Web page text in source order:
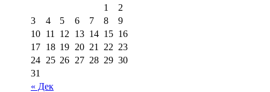
« Дек
1
2
3
4 5 6 7 8
9
10 11 12 13 14 15 16
17 18 19 20 21 22 23
24 25 26 27 28 29 30
31